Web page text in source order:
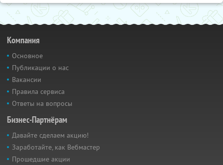
Компания
Основное
Публикации о нас
Вакансии
Правила сервиса
Ответы на вопросы
Бизнес-Партнёрам
Давайте сделаем акцию!
Заработайте, как Вебмастер
Прошедшие акции